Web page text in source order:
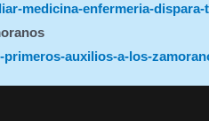
medicina-enfermeria-dispara-
auxilios-a-los-